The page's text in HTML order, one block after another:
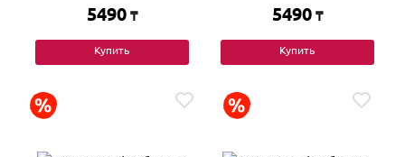
5490 ₸
Купить
5490 ₸
Купить